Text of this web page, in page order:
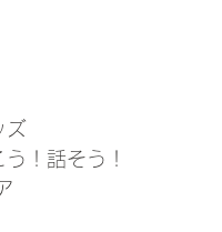
ズ
！話そう！